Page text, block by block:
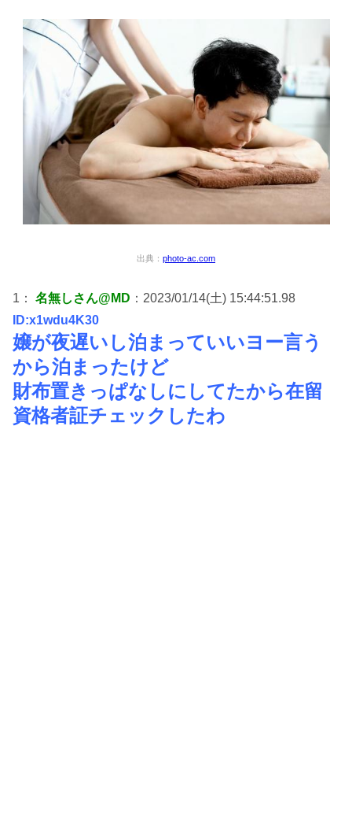
出典： photo-ac.com
1： 名無しさん@MD ：2023/01/14(土) 15:44:51.98
ID:x1wdu4K30
嬢が夜遅いし泊まっていいヨー言う
から泊まったけど
財布置きっぱなしにしてたから在留
資格者証チェックしたわ